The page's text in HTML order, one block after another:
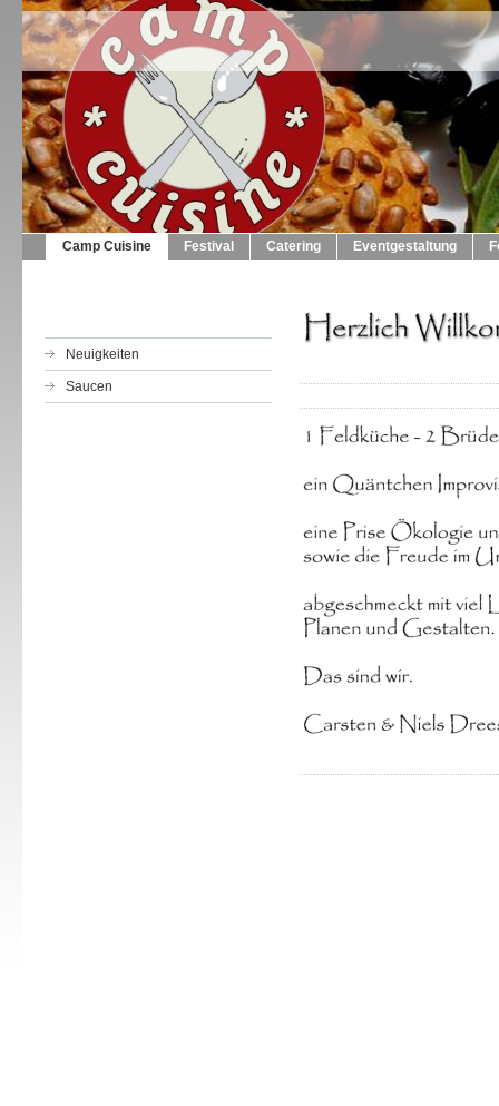
Camp Cuisine Festival Catering Eventgestaltung
Neuigkeiten
Saucen